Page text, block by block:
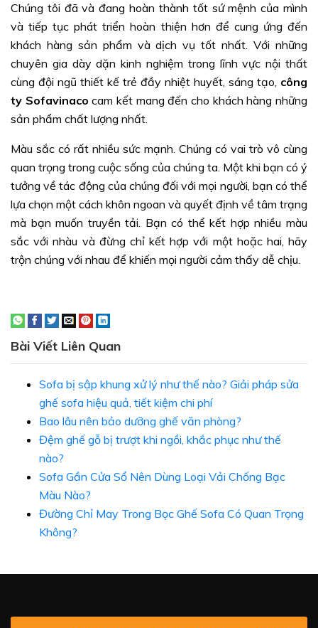
Chúng tôi đã và đang hoàn thành tốt sứ mệnh của mình
và tiếp tục phát triển hoàn thiện hơn để cung ứng đến
khách hàng sản phẩm và dịch vụ tốt nhất. Với những
chuyên gia dày dặn kinh nghiệm trong lĩnh vực nội thất
cùng đội ngũ thiết kế trẻ đầy nhiệt huyết, sáng tạo, công
ty Sofavinacocam kết mang đến cho khách hàng những
sản phẩm chất lượng nhất.
Màu sắc có rất nhiều sức mạnh. Chúng có vai trò vô cùng
quan trọng trong cuộc sống của chúng ta. Một khi bạn có ý
tưởng về tác động của chúng đối với mọi người, bạn có thể
lựa chọn một cách khôn ngoan và quyết định về tâm trạng
mà bạn muốn truyền tải. Bạn có thể kết hợp nhiều màu
sắc với nhàu và đừng chỉ kết hợp với một hoặc hai, hãy
trộn chúng với nhau để khiến mọi người cảm thấy dễ chịu.
Bài Viết Liên Quan
Sofa bị sập khung xử lý như thế nào? Giải pháp sửa
ghế sofa hiệu quả, tiết kiệm chi phí
Bao lâu nên bảo dưỡng ghế văn phòng?
Đệm ghế gỗ bị trượt khi ngồi, khắc phục như thế
nào?
Sofa Gần Cửa Sổ Nên Dùng Loại Vải Chống Bạc
Màu Nào?
Đường Chỉ May Trong Bọc Ghế Sofa Có Quan Trọng
Không?